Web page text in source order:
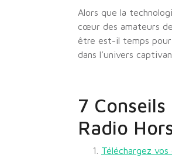
Alors que la
cœur des amateurs
être est-il temps pour
dans l’univers
7
Radio
Téléchargez